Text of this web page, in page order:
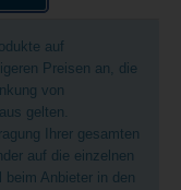
auf
Preisen an, die
von
gelten.
Ihrer gesamten
auf die einzelnen
Anbieter in den